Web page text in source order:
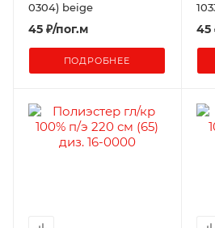
0304) beige
45 ₽/пог.м
ПОДРОБНЕЕ
45